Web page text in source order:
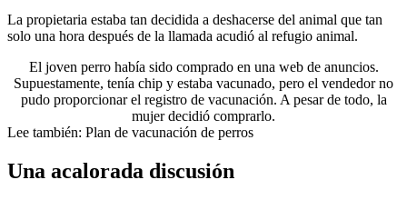
La propietaria estaba tan decidida a deshacerse del animal que tan
solo una hora después de la llamada acudió al refugio animal.
El joven perro había sido comprado en una web de anuncios.
Supuestamente, tenía chip y estaba vacunado, pero el vendedor no
pudo proporcionar el registro de vacunación. A pesar de todo, la
mujer decidió comprarlo.
Lee también: Plan de vacunación de perros
Una acalorada discusión